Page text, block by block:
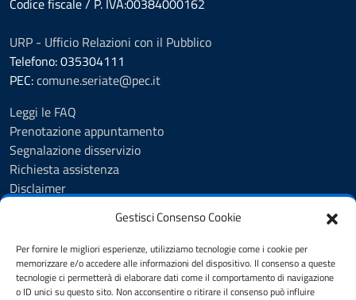
Gestisci Consenso Cookie
Per fornire le migliori esperienze, utilizziamo tecnologie come i cookie per
memorizzare e/o accedere alle informazioni del dispositivo. Il consenso a queste
tecnologie ci permetterà di elaborare dati come il comportamento di navigazione
o ID unici su questo sito. Non acconsentire o ritirare il consenso può influire
Codice fiscale / P. IVA:00384000162
URP - Ufficio Relazioni con il Pubblico
Telefono: 035304111
PEC:comune.seriate@pec.it
Leggi le FAQ
Prenotazione appuntamento
Segnalazione disservizio
Richiesta assistenza
Disclaimer
Cookie Policy
Informativa privacy
Dichiarazione di accessibilità